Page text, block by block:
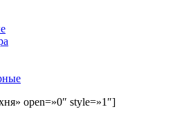
open=»0″ style=»1″]